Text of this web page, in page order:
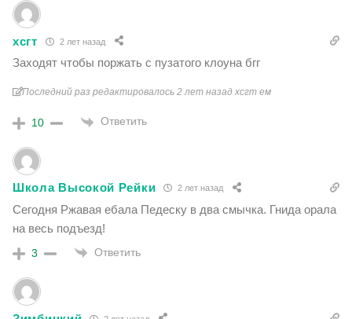
хсгт 2 лет назад
Заходят чтобы поржать с пузатого клоуна бгг
Последний раз редактировалось 2 лет назад хсгт ем
10 Ответить
Школа Высокой Рейки 2 лет назад
Сегодня Ржавая ебала Педеску в два смычка. Гнида орала
на весь подъезд!
3 Ответить